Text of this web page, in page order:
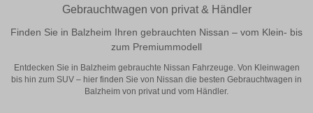
Gebrauchtwagen von privat & Händler
Finden Sie in Balzheim Ihren gebrauchten Nissan – vom Klein- bis
zum Premiummodell
Entdecken Sie in Balzheim gebrauchte Nissan Fahrzeuge. Von Kleinwagen
bis hin zum SUV – hier finden Sie von Nissan die besten Gebrauchtwagen in
Balzheim von privat und vom Händler.